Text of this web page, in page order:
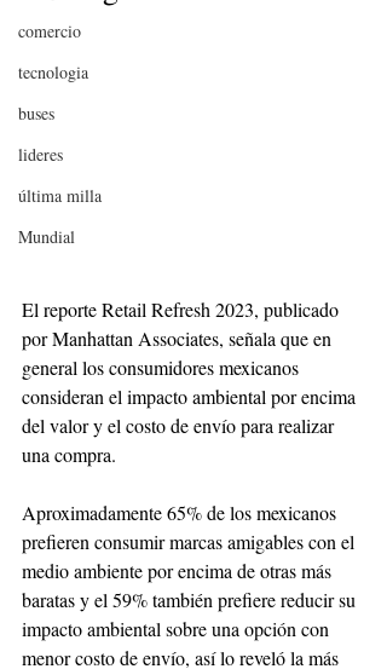
comercio
tecnologia
buses
lideres
última milla
Mundial
El reporte Retail Refresh 2023, publicado
por Manhattan Associates, señala que en
general los consumidores mexicanos
consideran el impacto ambiental por encima
del valor y el costo de envío para realizar
una compra.
Aproximadamente 65% de los mexicanos
prefieren consumir marcas amigables con el
medio ambiente por encima de otras más
baratas y el 59% también prefiere reducir su
impacto ambiental sobre una opción con
menor costo de envío, así lo reveló la más